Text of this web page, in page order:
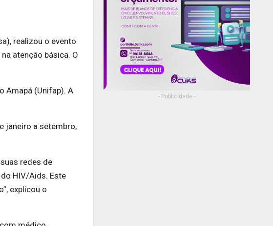
realizou o evento
atenção básica. O
Amapá (Unifap). A
janeiro a setembro,
redes de
HIV/Aids. Este
explicou o
- Publicidade -